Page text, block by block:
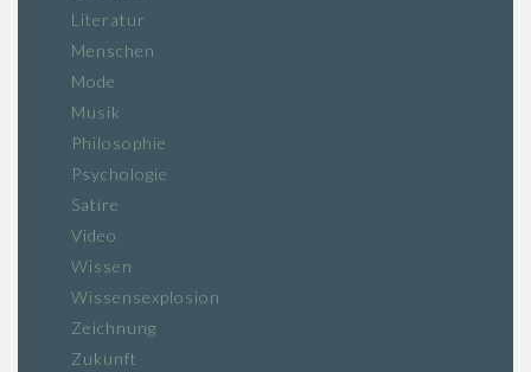
Literatur
Menschen
Mode
Musik
Philosophie
Psychologie
Satire
Video
Wissen
Wissensexplosion
Zeichnung
Zukunft